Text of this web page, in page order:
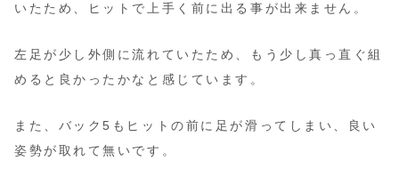
いたため、ヒットで上手く前に出る事が出来ません。
左足が少し外側に流れていたため、もう少し真っ直ぐ組
めると良かったかなと感じています。
また、バック5もヒットの前に足が滑ってしまい、良い
姿勢が取れて無いです。